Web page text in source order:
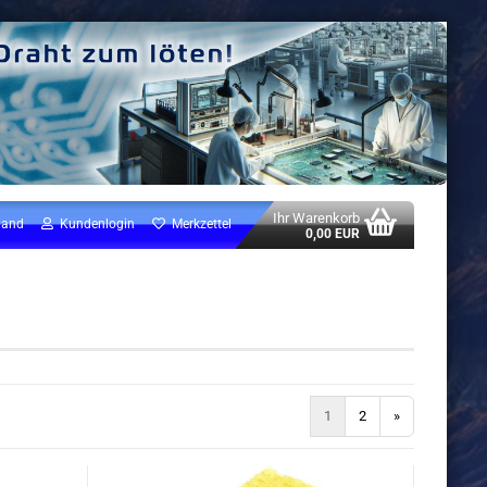
Ihr Warenkorb
0,00 EUR
Kundenlogin Merkzettel
1 2 »